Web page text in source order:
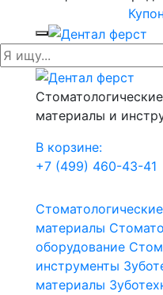
материалы и
В корзине:
+7 (499) 460-43-41
Стоматологические
материалы
оборудование
инструменты
материалы